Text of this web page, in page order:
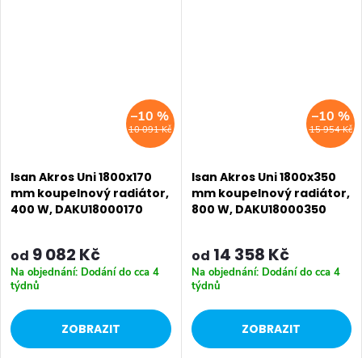
10 091 Kč
–10 %
Isan Akros Uni 1800x170
mm koupelnový radiátor,
400 W, DAKU18000170
od 9 082 Kč
Na objednání: Dodání do cca 4
týdnů
ZOBRAZIT
15 954 Kč
–10 %
Isan Akros Uni 1800x350
mm koupelnový radiátor,
800 W, DAKU18000350
od 14 358 Kč
Na objednání: Dodání do cca 4
týdnů
ZOBRAZIT